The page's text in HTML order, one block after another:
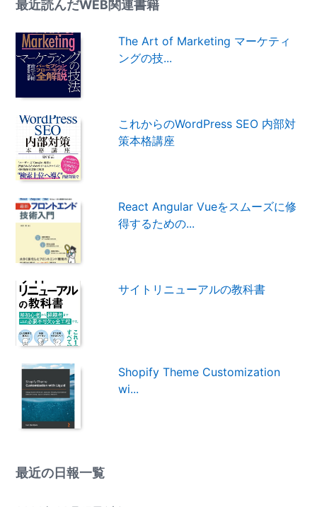
最近読んだWEB関連書籍
The Art of Marketing マーケティ
ングの技...
これからのWordPress SEO 内部対
策本格講座
React Angular Vueをスムーズに修
得するための...
サイトリニューアルの教科書
Shopify Theme Customization
wi...
最近の日報一覧